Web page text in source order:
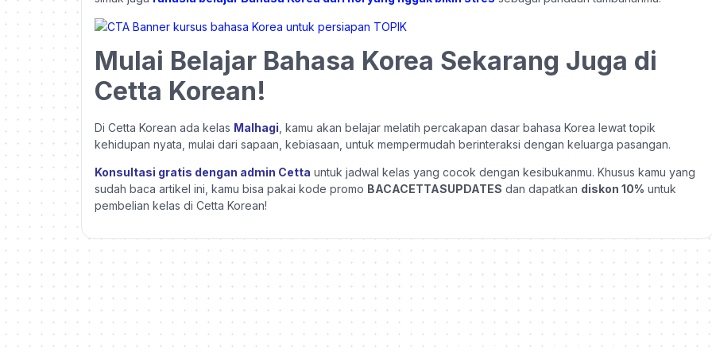
Mulai Belajar Bahasa Korea Sekarang Juga di
Cetta Korean!
Di Cetta Korean ada kelas Malhagi , kamu akan belajar melatih percakapan dasar bahasa Korea lewat topik
kehidupan nyata, mulai dari sapaan, kebiasaan, untuk mempermudah berinteraksi dengan keluarga pasangan.
Konsultasi gratis dengan admin Cetta untuk jadwal kelas yang cocok dengan kesibukanmu. Khusus kamu yang
sudah baca artikel ini, kamu bisa pakai kode promo BACACETTASUPDATES dan dapatkan diskon 10% untuk
pembelian kelas di Cetta Korean!
QUICK LINKS DUKUNGAN